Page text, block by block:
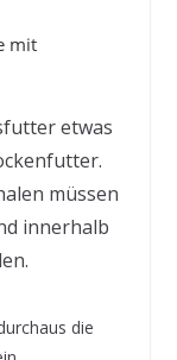
mit
etwas
müssen
innerhalb
die